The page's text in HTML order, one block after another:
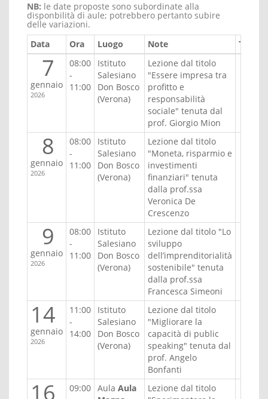
NB: le date proposte sono subordinate alla
disponbilità di aule; potrebbero pertanto subire
delle variazioni.
Data
Ora Luogo Note Turno
7
gennaio
2026
08:00
-
11:00
Istituto
Salesiano
Don Bosco
(Verona)
Lezione dal titolo
"Essere impresa tra
profitto e
responsabilità
sociale" tenuta dal
prof. Giorgio Mion
8
gennaio
2026
08:00
-
11:00
Istituto
Salesiano
Don Bosco
(Verona)
Lezione dal titolo
"Moneta, risparmio e
investimenti
finanziari" tenuta
dalla prof.ssa
Veronica De
Crescenzo
9
gennaio
2026
08:00
-
11:00
Istituto
Salesiano
Don Bosco
(Verona)
Lezione dal titolo "Lo
sviluppo
dell’imprenditorialità
sostenibile" tenuta
dalla prof.ssa
Francesca Simeoni
14
gennaio
2026
11:00
-
14:00
Istituto
Salesiano
Don Bosco
(Verona)
Lezione dal titolo
"Migliorare la
capacità di public
speaking" tenuta dal
prof. Angelo
Bonfanti
16
09:00 Aula Aula
Lezione dal titolo